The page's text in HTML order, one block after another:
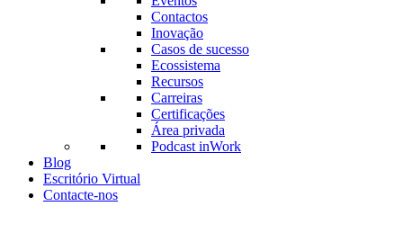
Contactos
Inovação
Casos de sucesso
Ecossistema
Recursos
Carreiras
Certificações
Área privada
Podcast inWork
Blog
Escritório Virtual
Contacte-nos